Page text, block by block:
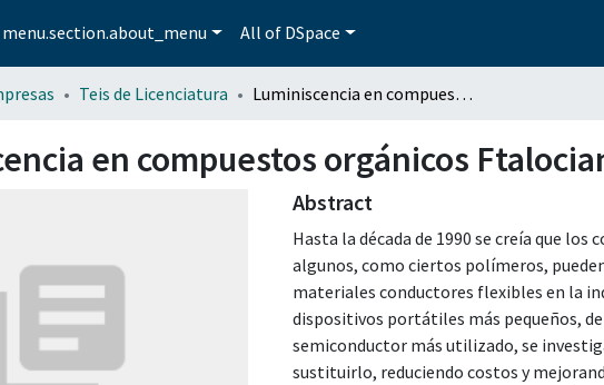
menu.section.about_menu All of DSpace
Teis de Licenciatura Luminiscencia en compuestos orgánicos Ftalocianinas (Pe’s).
en compuestos orgánicos
Abstract
Hasta la década de 1990 se creía que
algunos, como ciertos polímeros,
materiales conductores flexibles en la
dispositivos portátiles más pequeños,
semiconductor más utilizado, se
sustituirlo, reduciendo costos y